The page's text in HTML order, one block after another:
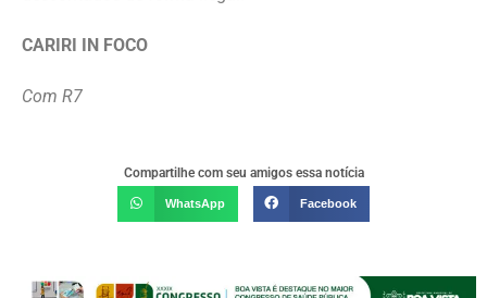
CARIRI IN FOCO
Com R7
Compartilhe com seu amigos essa notícia
WhatsApp Facebook